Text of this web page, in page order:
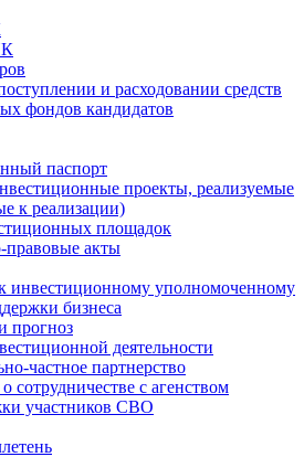
и расходовании средств
фондов кандидатов
паспорт
проекты, реализуемые
к реализации)
площадок
акты
инвестиционному уполномоченному
бизнеса
прогноз
деятельности
частное партнерство
сотрудничестве с агенством
участников СВО